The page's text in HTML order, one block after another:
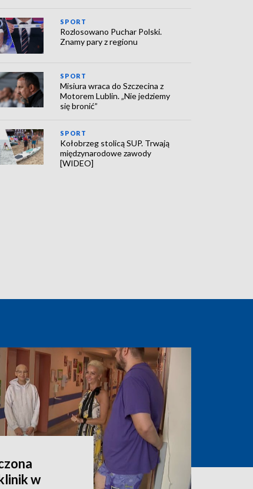
SPORT
Rozlosowano Puchar Polski.
Znamy pary z regionu
SPORT
Misiura wraca do Szczecina z
Motorem Lublin. „Nie jedziemy
się bronić”
SPORT
Kołobrzeg stolicą SUP. Trwają
międzynarodowe zawody
[WIDEO]
w